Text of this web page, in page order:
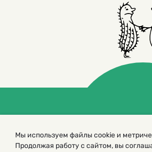
Копирование материалов возможно только с
сайта
Мы используем файлы cookie и
Продолжая работу с сайтом, вы